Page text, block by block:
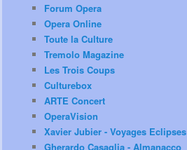
Forum Opera
Opera Online
Toute la Culture
Tremolo Magazine
Les Trois Coups
Culturebox
ARTE Concert
OperaVision
Xavier Jubier - Voyages Eclipses
Gherardo Casaglia - Almanacco